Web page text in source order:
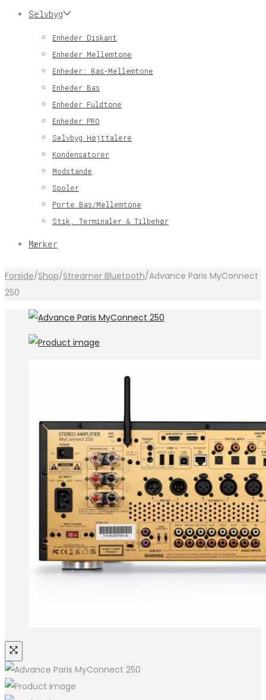
Selvbyg
Enheder Diskant
Enheder Mellemtone
Enheder: Bas-Mellemtone
Enheder Bas
Enheder Fuldtone
Enheder PRO
Selvbyg Højttalere
Kondensatorer
Modstande
Spoler
Porte Bas/Mellemtone
Stik, Terminaler & Tilbehør
Mærker
Forside/Shop/Streamer Bluetooth/Advance Paris MyConnect
250